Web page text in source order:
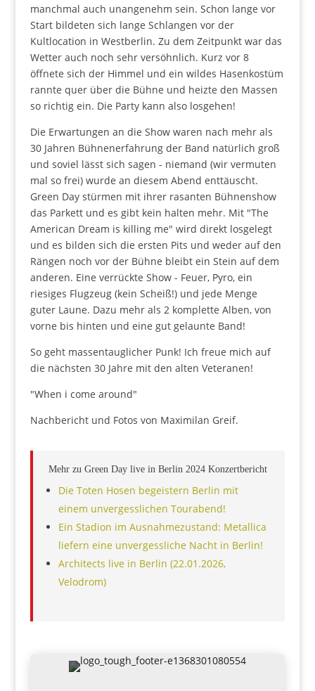
manchmal auch unangenehm sein. Schon lange vor
Start bildeten sich lange Schlangen vor der
Kultlocation in Westberlin. Zu dem Zeitpunkt war das
Wetter auch noch sehr versöhnlich. Kurz vor 8
öffnete sich der Himmel und ein wildes Hasenkostüm
rannte quer über die Bühne und heizte den Massen
so richtig ein. Die Party kann also losgehen!
Die Erwartungen an die Show waren nach mehr als
30 Jahren Bühnenerfahrung der Band natürlich groß
und soviel lässt sich sagen - niemand (wir vermuten
mal so frei) wurde an diesem Abend enttäuscht.
Green Day stürmen mit ihrer rasanten Bühnenshow
das Parkett und es gibt kein halten mehr. Mit "The
American Dream is killing me" wird direkt losgelegt
und es bilden sich die ersten Pits und weder auf den
Rängen noch vor der Bühne bleibt ein Stein auf dem
anderen. Eine verrückte Show - Feuer, Pyro, ein
riesiges Flugzeug (kein Scheiß!) und jede Menge
guter Laune. Dazu mehr als 2 komplette Alben, von
vorne bis hinten und eine gut gelaunte Band!
So geht massentauglicher Punk! Ich freue mich auf
die nächsten 30 Jahre mit den alten Veteranen!
"When i come around"
Nachbericht und Fotos von Maximilan Greif.
Mehr zu Green Day live in Berlin 2024 Konzertbericht
Die Toten Hosen begeistern Berlin mit
einem unvergesslichen Tourabend!
Ein Stadion im Ausnahmezustand: Metallica
liefern eine unvergessliche Nacht in Berlin!
Architects live in Berlin (22.01.2026,
Velodrom)